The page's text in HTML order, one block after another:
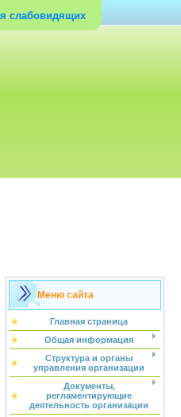
слабовидящих
Меню сайта
Главная страница
Общая информация
Структура и органы
управления организации
Документы,
регламентирующие
деятельность организации